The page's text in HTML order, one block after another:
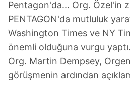
Pentagon'da... Org. Özel'in
PENTAGON'da mutluluk
Washington Times ve NY
önemli olduğuna vurgu
Org. Martin Dempsey,
görüşmenin ardından